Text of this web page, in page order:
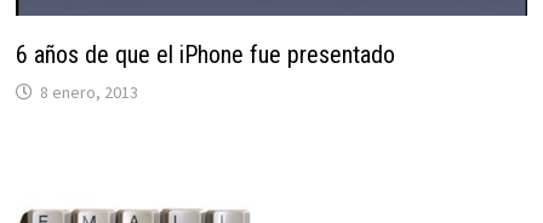
6 años de que el iPhone fue presentado
8 enero, 2013